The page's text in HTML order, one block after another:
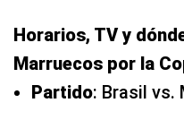
Horarios, TV y
Marruecos por la
Partido: Brasil vs.